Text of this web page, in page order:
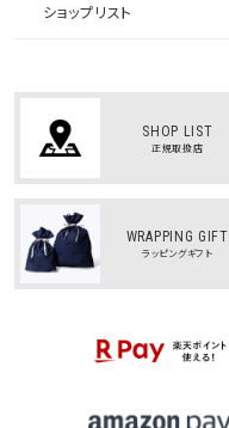
ショップリスト
SHOP LIST
正規取扱店
WRAPPING GIFT
ラッピングギフト